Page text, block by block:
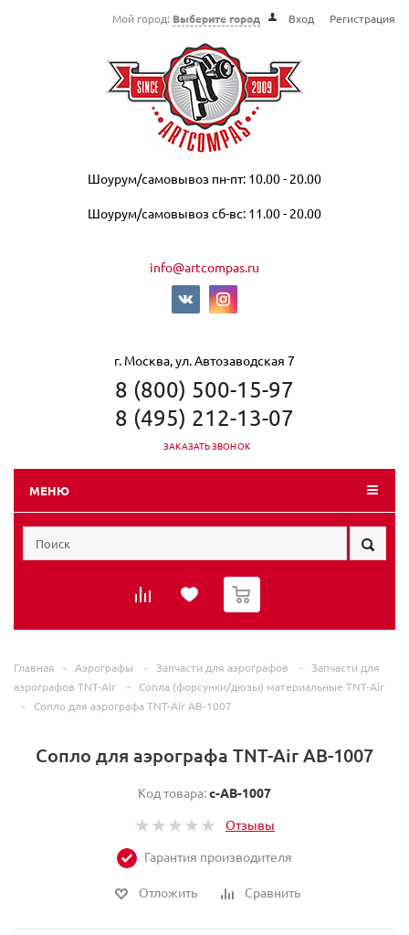
Мой город: Выберите город Вход Регистрация
Шоурум/самовывоз пн-пт: 10.00 - 20.00
Шоурум/самовывоз сб-вс: 11.00 - 20.00
info@artcompas.ru
г. Москва, ул. Автозаводская 7
8 (800) 500-15-97
8 (495) 212-13-07
ЗАКАЗАТЬ ЗВОНОК
МЕНЮ
0
Главная - Аэрографы - Запчасти для аэрографов -
Запчасти для
аэрографов TNT-Air
-
Сопла (форсунки/дюзы) материальные TNT-Air
-
Сопло для аэрографа TNT-Air АВ-1007
Сопло для аэрографа TNT-Air АВ-1007
Код товара:c-АВ-1007
Отзывы
Гарантия производителя
Отложить Сравнить